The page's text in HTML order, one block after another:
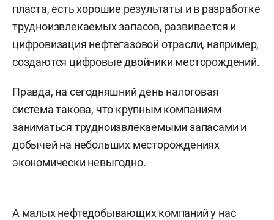
пласта, есть хорошие результаты и в разработке
трудноизвлекаемых запасов, развивается и
цифровизация нефтегазовой отрасли, например,
создаются цифровые двойники месторождений.
Правда, на сегодняшний день налоговая
система такова, что крупным компаниям
заниматься трудноизвлекаемыми запасами и
добычей на небольших месторождениях
экономически невыгодно.
А малых нефтедобывающих компаний у нас